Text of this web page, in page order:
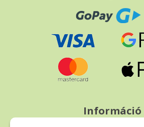
Információ